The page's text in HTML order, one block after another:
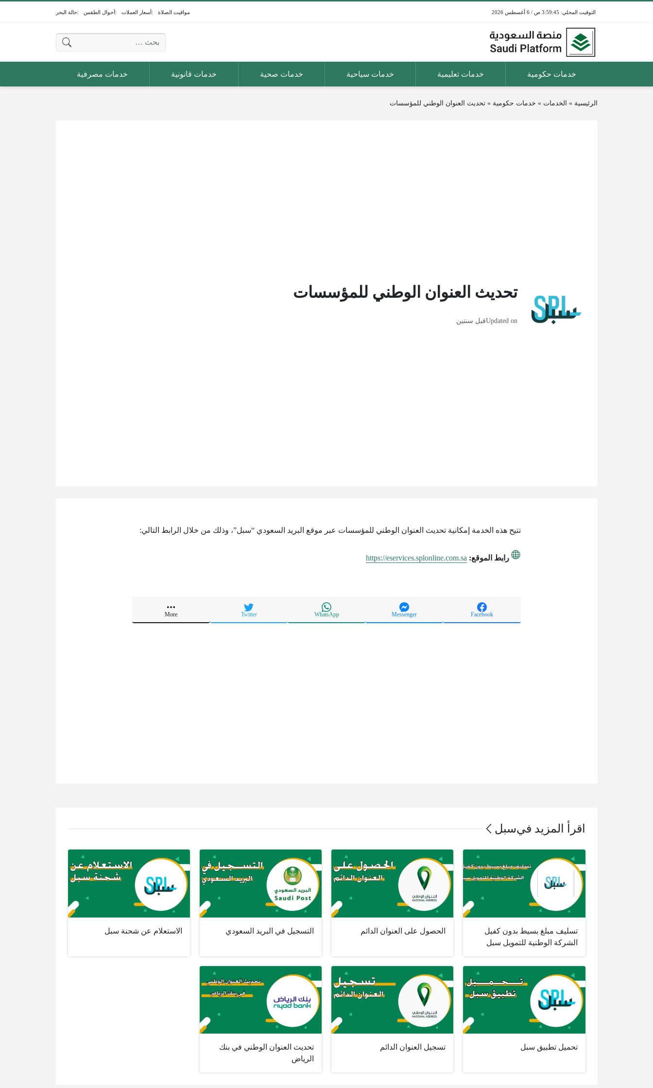
3:59:45 ص / 6 أغسطس 2026 مواقيت الصلاة أسعار العملات أحوال الطقس حالة البحر
البحث عن:
خدمات حكومية خدمات تعليمية خدمات سياحية خدمات صحية خدمات قانونية خدمات مصرفية
الرئيسية » الخدمات » خدمات حكومية »تحديث العنوان الوطني للمؤسسات
تحديث العنوان الوطني للمؤسسات
Updated onقبل سنتين
تتيح هذه الخدمة إمكانية تحديث العنوان الوطني للمؤسسات عبر موقع البريد السعودي “سبل”، وذلك من خلال الرابط التالي:
رابط الموقع: https://eservices.splonline.com.sa
Facebook
Messenger
WhatsApp
Twitter
More
اقرأ المزيد فيسبل
تسليف مبلغ بسيط بدون كفيل
الشركة الوطنية للتمويل سبل
الحصول على العنوان الدائم التسجيل في البريد السعودي الاستعلام عن شحنة سبل
تحميل تطبيق سبل تسجيل العنوان الدائم
تحديث العنوان الوطني في بنك
الرياض